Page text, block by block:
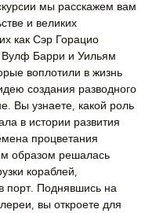
мы расскажем вам
и великих
как Сэр Горацио
Барри и Уильям
воплотили в жизнь
создания разводного
Вы узнаете, какой роль
в истории развития
процветания
образом решалась
кораблей,
порт. Поднявшись на
вы откроете для